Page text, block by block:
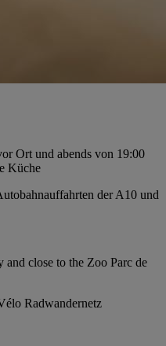
Ort und abends von 19:00
Küche
der A10 und
close to the Zoo Parc de
Radwandernetz